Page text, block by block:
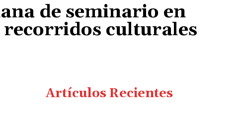
de seminario en
recorridos culturales
Artículos Recientes